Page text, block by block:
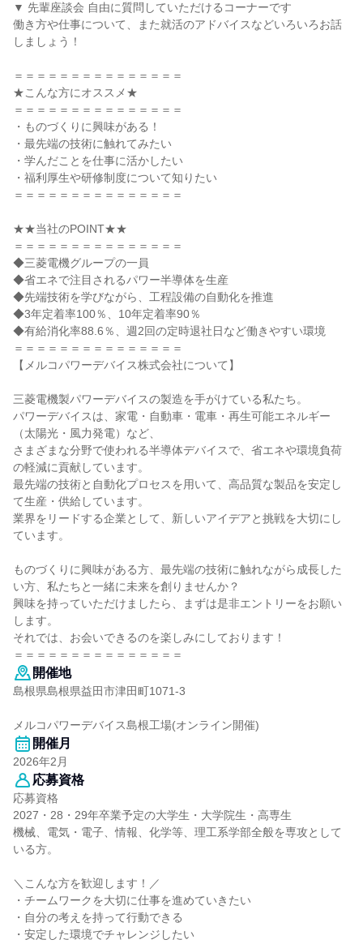
▼ 先輩座談会 自由に質問していただけるコーナーです
働き方や仕事について、また就活のアドバイスなどいろいろお話
しましょう！
＝＝＝＝＝＝＝＝＝＝＝＝＝＝＝
★こんな方にオススメ★
＝＝＝＝＝＝＝＝＝＝＝＝＝＝＝
・ものづくりに興味がある！
・最先端の技術に触れてみたい
・学んだことを仕事に活かしたい
・福利厚生や研修制度について知りたい
＝＝＝＝＝＝＝＝＝＝＝＝＝＝＝
★★当社のPOINT★★
＝＝＝＝＝＝＝＝＝＝＝＝＝＝＝
◆三菱電機グループの一員
◆省エネで注目されるパワー半導体を生産
◆先端技術を学びながら、工程設備の自動化を推進
◆3年定着率100％、10年定着率90％
◆有給消化率88.6％、週2回の定時退社日など働きやすい環境
＝＝＝＝＝＝＝＝＝＝＝＝＝＝＝
【メルコパワーデバイス株式会社について】
三菱電機製パワーデバイスの製造を手がけている私たち。
パワーデバイスは、家電・自動車・電車・再生可能エネルギー
（太陽光・風力発電）など、
さまざまな分野で使われる半導体デバイスで、省エネや環境負荷
の軽減に貢献しています。
最先端の技術と自動化プロセスを用いて、高品質な製品を安定し
て生産・供給しています。
業界をリードする企業として、新しいアイデアと挑戦を大切にし
ています。
ものづくりに興味がある方、最先端の技術に触れながら成長した
い方、私たちと一緒に未来を創りませんか？
興味を持っていただけましたら、まずは是非エントリーをお願い
します。
それでは、お会いできるのを楽しみにしております！
＝＝＝＝＝＝＝＝＝＝＝＝＝＝＝
開催地
島根県島根県益田市津田町1071-3
メルコパワーデバイス島根工場(オンライン開催)
開催月
2026年2月
応募資格
応募資格
2027・28・29年卒業予定の大学生・大学院生・高専生
機械、電気・電子、情報、化学等、理工系学部全般を専攻として
いる方。
＼こんな方を歓迎します！／
・チームワークを大切に仕事を進めていきたい
・自分の考えを持って行動できる
・安定した環境でチャレンジしたい